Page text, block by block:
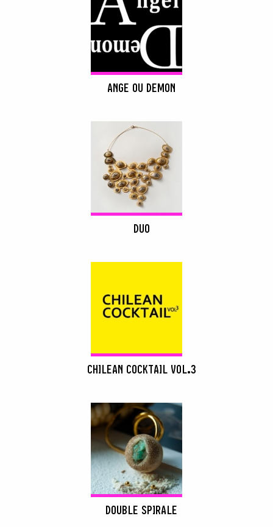
ANGE OU DEMON
DUO
CHILEAN COCKTAIL VOL.3
DOUBLE SPIRALE
RECHERCHER